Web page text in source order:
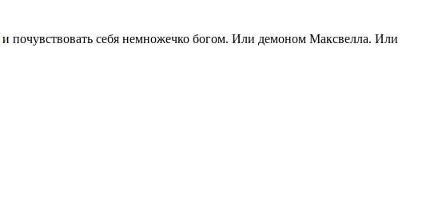
и почувствовать себя немножечко богом. Или демоном Максвелла. Или